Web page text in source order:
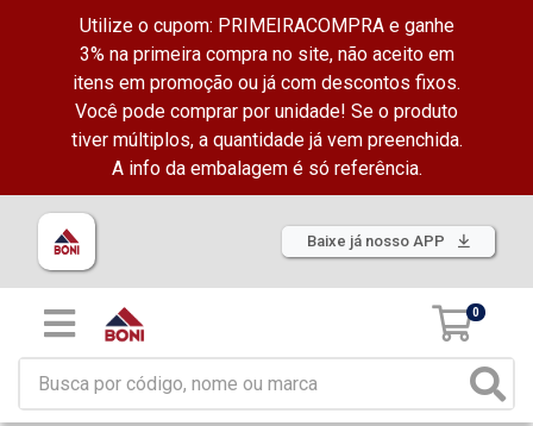
Utilize o cupom: PRIMEIRACOMPRA e ganhe
3% na primeira compra no site, não aceito em
itens em promoção ou já com descontos fixos.
Você pode comprar por unidade! Se o produto
tiver múltiplos, a quantidade já vem preenchida.
A info da embalagem é só referência.
Baixe já nosso APP
0